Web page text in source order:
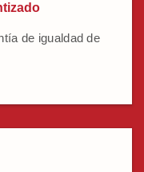
de igualdad de